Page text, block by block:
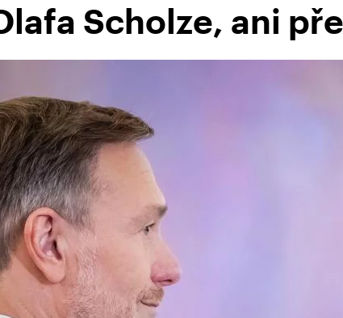
Scholze, ani